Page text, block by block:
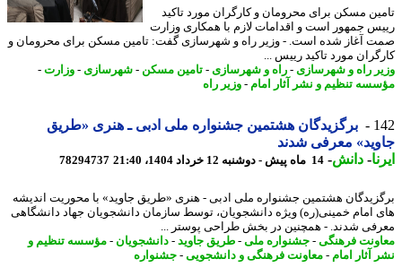
مسکن برای محرومان و کارگران مورد تاکید
جمهور است و اقدامات لازم با همکاری وزارت
آغاز شده است. - وزیر راه و شهرسازی گفت: تامین مسکن برای محرومان و
مورد تاکید رییس ...
راه و شهرسازی- راه و شهرسازی- تامین مسکن-شهرسازی- وزارت -
تنظیم و نشر آثار امام
-وزیر راه
برگزیدگان هشتمین جشنواره ملی ادبی ـ هنری «طریق
معرفی شدند
-دانش -14 ماه پیش - دوشنبه 12 خرداد 1404، 21:40 78294737
هشتمین جشنواره ملی ادبی - هنری «طریق جاوید» با محوریت اندیشه
امام خمینی(ره) ویژه دانشجویان، توسط سازمان دانشجویان جهاد دانشگاهی
شدند. - همچنین در بخش طراحی پوستر ...
فرهنگی-جشنواره ملی -طریق جاوید-دانشجویان-مؤسسه تنظیم و
آثار امام
-معاونت فرهنگی و دانشجویی-جشنواره